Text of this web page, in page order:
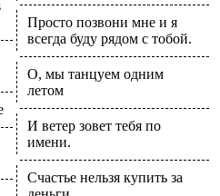
Просто позвони мне и я
всегда буду рядом с тобой.
О, мы танцуем одним
летом
И ветер зовет тебя по
имени.
Счастье нельзя купить за